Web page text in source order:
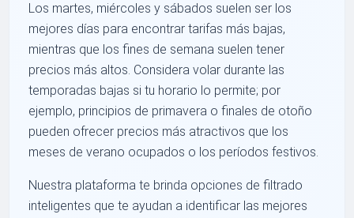
Los martes, miércoles y sábados suelen ser los
mejores días para encontrar tarifas más bajas,
mientras que los fines de semana suelen tener
precios más altos. Considera volar durante las
temporadas bajas si tu horario lo permite; por
ejemplo, principios de primavera o finales de otoño
pueden ofrecer precios más atractivos que los
meses de verano ocupados o los períodos festivos.
Nuestra plataforma te brinda opciones de filtrado
inteligentes que te ayudan a identificar las mejores